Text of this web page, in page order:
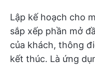
Lập kế hoạch cho
sắp xếp phần mở
của khách, thông
kết thúc. Là ứng